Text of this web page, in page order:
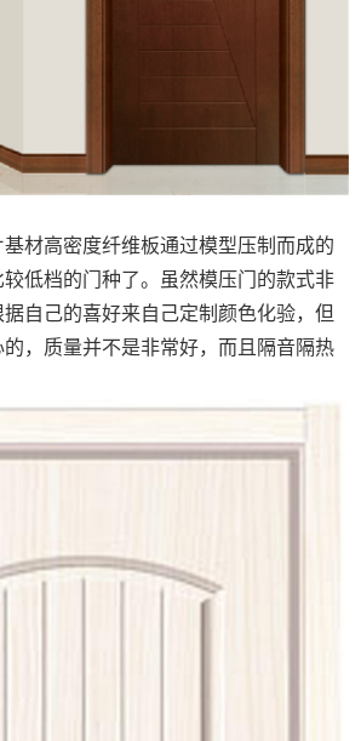
高密度纤维板通过模型压制而成的
低档的门种了。虽然模压门的款式非
自己的喜好来自己定制颜色化验，但
，质量并不是非常好，而且隔音隔热